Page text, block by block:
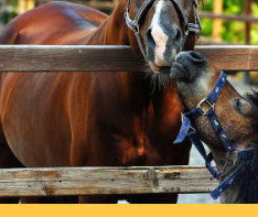
LIZY, PAMLSKY
LIZY, PAMLSKY